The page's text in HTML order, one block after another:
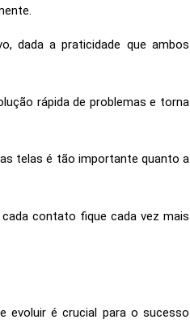
dada a praticidade que ambos
rápida de problemas e torna
telas é tão importante quanto a
contato fique cada vez mais
evoluir é crucial para o sucesso